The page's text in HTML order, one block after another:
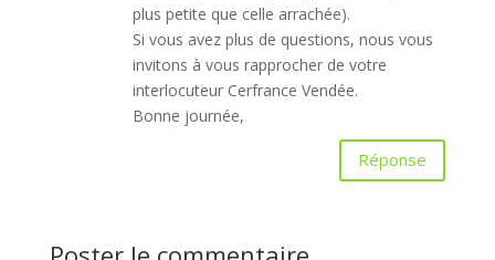
plus petite que celle arrachée).
Si vous avez plus de questions, nous vous
invitons à vous rapprocher de votre
interlocuteur Cerfrance Vendée.
Bonne journée,
Réponse